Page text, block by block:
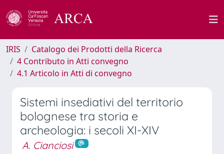
IRIS
Catalogo dei Prodotti della Ricerca
4 Contributo in Atti convegno
4.1 Articolo in Atti di convegno
Sistemi insediativi del territorio
bolognese tra storia e
archeologia: i secoli XI-XIV
A. Cianciosi